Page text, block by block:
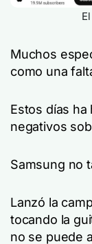
Muchos
como una
Estos días
negativos
Samsung no
Lanzó la
tocando la
no se puede